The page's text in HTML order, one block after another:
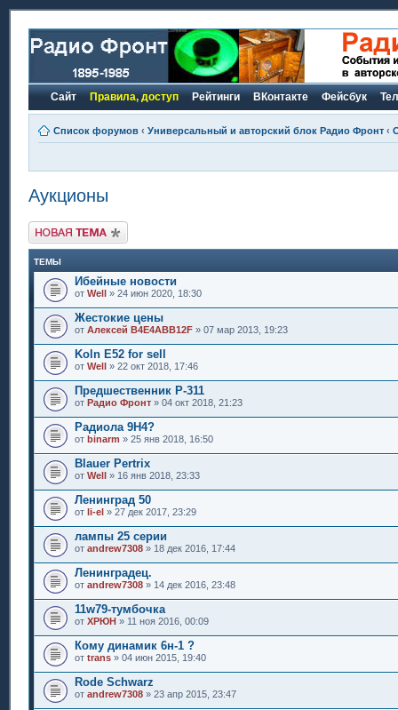
Сайт Правила, доступ Рейтинги ВКонтакте Фейсбук
Список форумов ‹ Универсальный и авторский блок Радио Фронт ‹
Аукционы
Новая тема
ТЕМЫ
Ибейные новости
от Well » 24 июн 2020, 18:30
Жестокие цены
от Алексей B4E4ABB12F » 07 мар 2013, 19:23
Koln E52 for sell
от Well » 22 окт 2018, 17:46
Предшественник Р-311
от Радио Фронт » 04 окт 2018, 21:23
Радиола 9Н4?
от binarm » 25 янв 2018, 16:50
Blauer Pertrix
от Well » 16 янв 2018, 23:33
Ленинград 50
от li-el » 27 дек 2017, 23:29
лампы 25 серии
от andrew7308 » 18 дек 2016, 17:44
Ленинградец.
от andrew7308 » 14 дек 2016, 23:48
11w79-тумбочка
от ХРЮН » 11 ноя 2016, 00:09
Кому динамик 6н-1 ?
от trans » 04 июн 2015, 19:40
Rode Schwarz
от andrew7308 » 23 апр 2015, 23:47